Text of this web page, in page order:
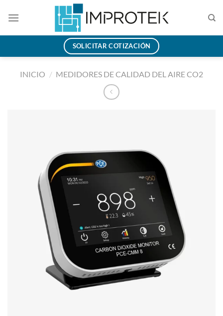
SOLICITAR COTIZACIÓN
INICIO / MEDIDORES DE CALIDAD DEL AIRE CO2